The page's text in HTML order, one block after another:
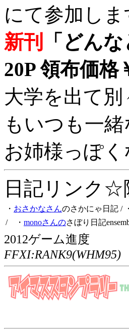
にて参加しま
新刊
「どん
20P 領布価格
大学を出て
もいつも一
お姉様っぽ
日記リンク☆
・ おさかなさんのさかにゃ日記 / ・
/ ・ monoさんのさぼり日記
2012ゲーム進度
FFXI:RANK9(WHM95)